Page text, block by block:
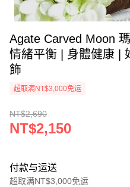
Agate Carved Moon
情緒平衡 | 身體健康 |
飾
超取满NT$3,000免运
NT$2,690
NT$2,150
付款与运送
超取满NT$3,000免运